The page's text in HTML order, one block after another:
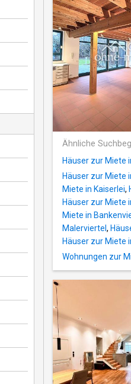
Ähnliche
Häuser zur Miete
Häuser zur Miete
Miete in Kaiserlei,
Häuser zur Miete
Miete in
Malerviertel ,
Häuser zur Miete
Wohnungen zur